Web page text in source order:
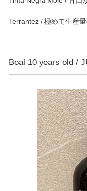
Terrantez / 極めて生産
Boal 10 years old /